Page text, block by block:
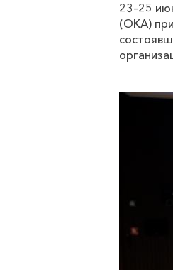
23–25
(ОКА)